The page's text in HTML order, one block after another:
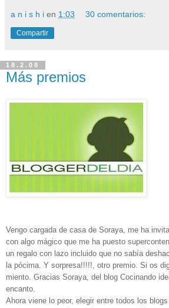
a n i s h i en 1:03 30 comentarios:
Compartir
18.2.08
Más premios
Vengo cargada de casa de Soraya, me ha
con algo mágico que me ha puesto
un regalo con lazo incluido que no sabía
la pócima. Y sorpresa!!!!!, otro premio. Si os
miento. Gracias Soraya, del blog Cocinando
encanto.
Ahora viene lo peor, elegir entre todos los